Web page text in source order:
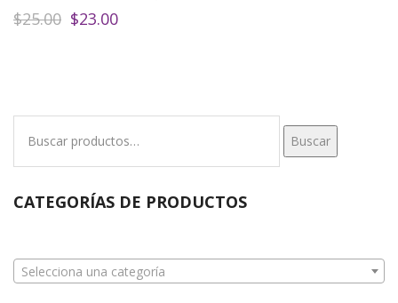
$25.00 El
$23.00El
Buscar
CATEGORÍAS DE PRODUCTOS
Selecciona una categoría